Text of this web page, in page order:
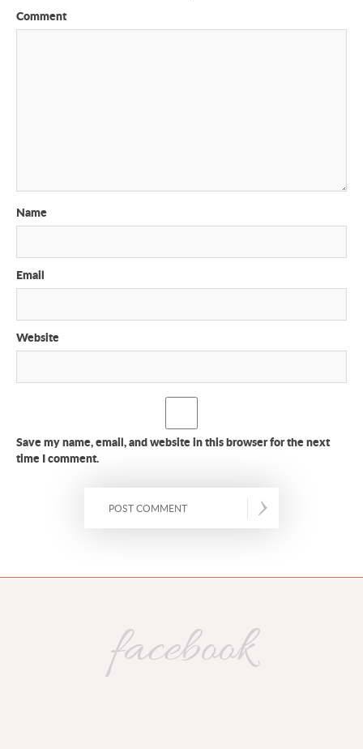
Comment
Name
Email
Website
Save my name, email, and website in this browser for the next
time I comment.
facebook